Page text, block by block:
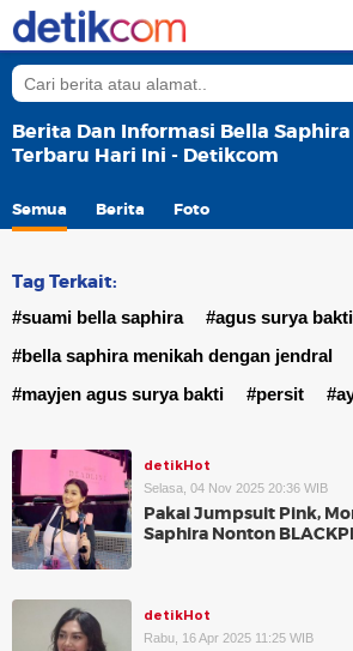
Berita Dan Informasi Bella
Terbaru Hari Ini - Detikcom
Semua Berita Foto
Tag Terkait:
#suami bella saphira
#agus surya bakti
#bella saphira menikah dengan jendral
#mayjen agus surya bakti
#persit
detikHot
Selasa, 04 Nov 2025 20:36 WIB
Pakai Jumpsuit Pink,
Saphira Nonton
detikHot
Rabu, 16 Apr 2025 11:25 WIB